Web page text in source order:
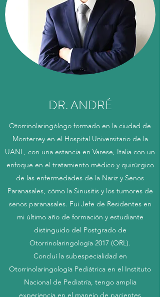
DR. ANDRÉ
Otorrinolaringólogo formado en la ciudad de
Monterrey en el Hospital Universitario de la
UANL, con una estancia en Varese, Italia con un
enfoque en el tratamiento médico y quirúrgico
de las enfermedades de la Nariz y Senos
Paranasales, cómo la Sinusitis y los tumores de
senos paranasales. Fui Jefe de Residentes en
mi último año de formación y estudiante
distinguido del Postgrado de
Otorrinolaringología 2017 (ORL).
Concluí la subespecialidad en
Otorrinolaringología Pediátrica en el Instituto
Nacional de Pediatría, tengo amplia
experiencia en el manejo de pacientes